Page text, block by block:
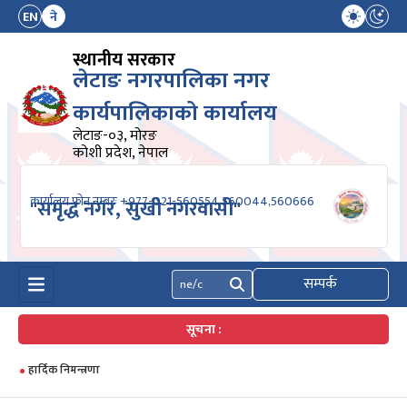
EN ने
स्थानीय सरकार
लेटाङ नगरपालिका नगर
कार्यपालिकाको कार्यालय
लेटाङ-०३, मोरङ
कोशी प्रदेश, नेपाल
कार्यालय फोन नम्बरः +977-021-560554,560044,560666
"समृद्ध नगर, सुखी नगरवासी"
खोज्नुहोस् सम्पर्क
सूचना :
हार्दिक निमन्त्रणा